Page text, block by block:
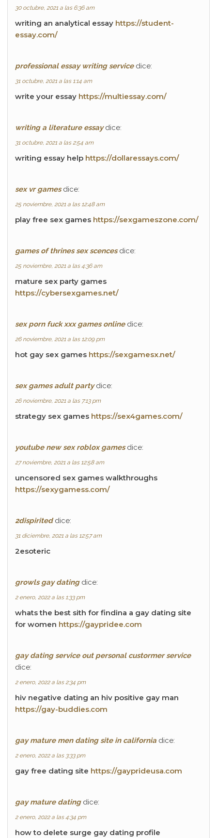
30 octubre, 2021 a las 6:36 am
writing an analytical essay https://student-
essay.com/
professional essay writing service dice:
31 octubre, 2021 a las 1:14 am
write your essay https://multiessay.com/
writing a literature essay dice:
31 octubre, 2021 a las 2:54 am
writing essay help https://dollaressays.com/
sex vr games dice:
25 noviembre, 2021 a las 12:48 am
play free sex games https://sexgameszone.com/
games of thrines sex scences dice:
25 noviembre, 2021 a las 4:36 am
mature sex party games
https://cybersexgames.net/
sex porn fuck xxx games online dice:
26 noviembre, 2021 a las 12:09 pm
hot gay sex games https://sexgamesx.net/
sex games adult party dice:
26 noviembre, 2021 a las 7:13 pm
strategy sex games https://sex4games.com/
youtube new sex roblox games dice:
27 noviembre, 2021 a las 12:58 am
uncensored sex games walkthroughs
https://sexygamess.com/
2dispirited dice:
31 diciembre, 2021 a las 12:57 am
2esoteric
growls gay dating dice:
2 enero, 2022 a las 1:33 pm
whats the best sith for findina a gay dating site
for women https://gaypridee.com
gay dating service out personal custormer service
dice:
2 enero, 2022 a las 2:34 pm
hiv negative dating an hiv positive gay man
https://gay-buddies.com
gay mature men dating site in california dice:
2 enero, 2022 a las 3:33 pm
gay free dating site https://gayprideusa.com
gay mature dating dice:
2 enero, 2022 a las 4:34 pm
how to delete surge gay dating profile